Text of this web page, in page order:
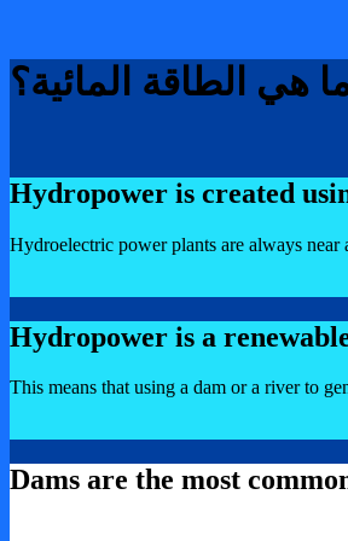
هي الطاقة المائية؟
Hydropower is created
Hydroelectric power plants are always near
Hydropower is a
This means that using a dam or a river to
Dams are the most